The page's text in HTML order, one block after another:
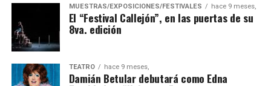
MUESTRAS/EXPOSICIONES/FESTIVALES hace 9 meses,
El “Festival Callejón”, en las puertas de su
8va. edición
TEATRO hace 9 meses,
Damián Betular debutará como Edna